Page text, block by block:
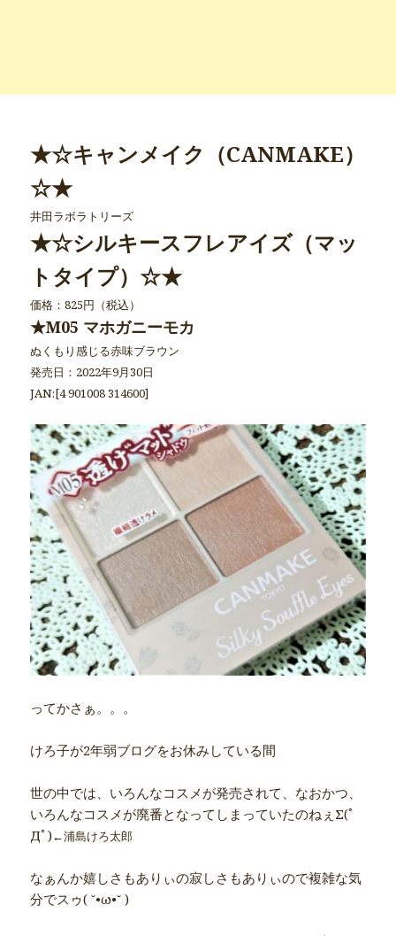
★☆キャンメイク（CANMAKE）
☆★
井田ラボラトリーズ
★☆シルキースフレアイズ（マッ
トタイプ）☆★
価格：825円（税込）
★M05 マホガニーモカ
ぬくもり感じる赤味ブラウン
発売日：2022年9月30日
JAN:[4 901008 314600]
ってかさぁ。。。
けろ子が2年弱ブログをお休みしている間
世の中では、いろんなコスメが発売されて、なおかつ、
いろんなコスメが廃番となってしまっていたのねぇΣ(ﾟ
Дﾟ)←浦島けろ太郎
なぁんか嬉しさもありぃの寂しさもありぃので複雑な気
分でスゥ( ˘•ω•˘ )